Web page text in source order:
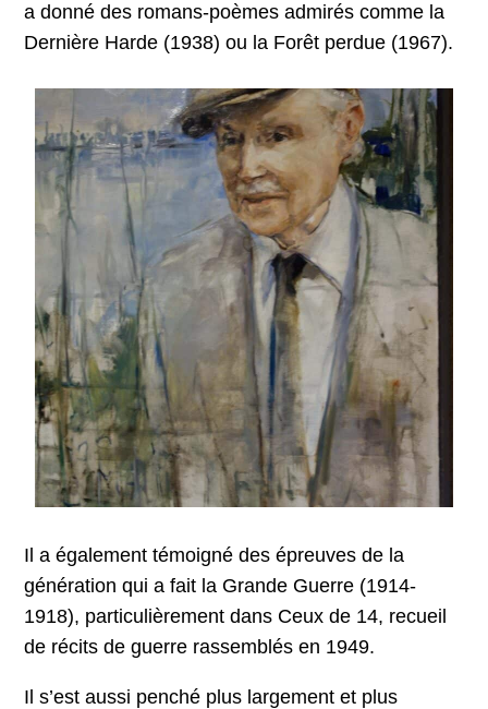
a donné des romans-poèmes admirés comme la
Dernière Harde (1938) ou la Forêt perdue (1967).
Il a également témoigné des épreuves de la
génération qui a fait la Grande Guerre (1914-
1918), particulièrement dans Ceux de 14, recueil
de récits de guerre rassemblés en 1949.
Il s’est aussi penché plus largement et plus